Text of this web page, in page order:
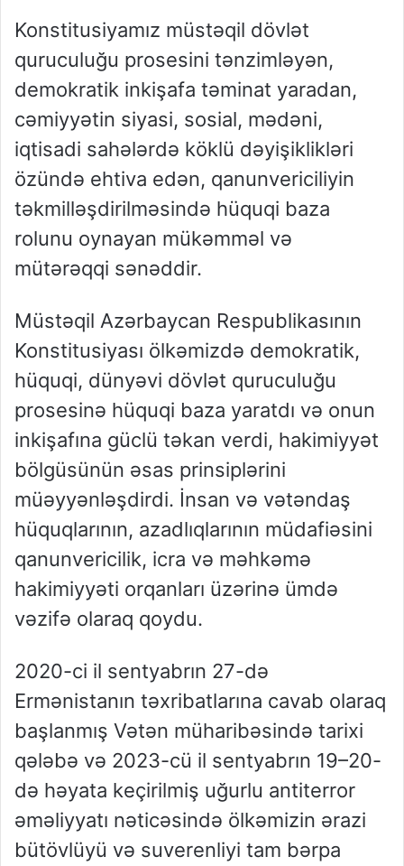
Konstitusiyamız müstəqil dövlət
quruculuğu prosesini tənzimləyən,
demokratik inkişafa təminat yaradan,
cəmiyyətin siyasi, sosial, mədəni,
iqtisadi sahələrdə köklü dəyişiklikləri
özündə ehtiva edən, qanunvericiliyin
təkmilləşdirilməsində hüquqi baza
rolunu oynayan mükəmməl və
mütərəqqi sənəddir.
Müstəqil Azərbaycan Respublikasının
Konstitusiyası ölkəmizdə demokratik,
hüquqi, dünyəvi dövlət quruculuğu
prosesinə hüquqi baza yaratdı və onun
inkişafına güclü təkan verdi, hakimiyyət
bölgüsünün əsas prinsiplərini
müəyyənləşdirdi. İnsan və vətəndaş
hüquqlarının, azadlıqlarının müdafiəsini
qanunvericilik, icra və məhkəmə
hakimiyyəti orqanları üzərinə ümdə
vəzifə olaraq qoydu.
2020-ci il sentyabrın 27-də
Ermənistanın təxribatlarına cavab olaraq
başlanmış Vətən müharibəsində tarixi
qələbə və 2023-cü il sentyabrın 19–20-
də həyata keçirilmiş uğurlu antiterror
əməliyyatı nəticəsində ölkəmizin ərazi
bütövlüyü və suverenliyi tam bərpa